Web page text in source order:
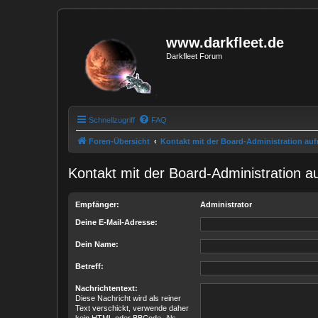
www.darkfleet.de
Darkfleet Forum
Schnellzugriff FAQ
Foren-Übersicht Kontakt mit der Board-Administration
Kontakt mit der Board-Administration
Empfänger: Administrator
Deine E-Mail-Adresse:
Dein Name:
Betreff:
Nachrichtentext:
Diese Nachricht wird als reiner
Text verschickt, verwende daher